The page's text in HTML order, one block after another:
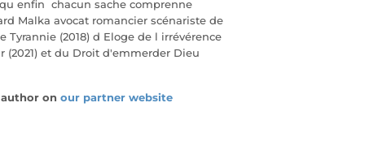
enfin chacun sache comprenne
Malka avocat romancier scénariste de
(2018) d Eloge de l irrévérence
(2021) et du Droit d'emmerder Dieu
on our partner website